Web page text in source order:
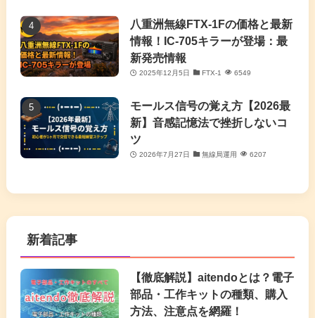
八重洲無線FTX-1Fの価格と最新
情報！IC-705キラーが登場：最
新発売情報
2025年12月5日 FTX-1 6549
モールス信号の覚え方【2026最
新】音感記憶法で挫折しないコ
ツ
2026年7月27日 無線局運用 6207
新着記事
【徹底解説】aitendoとは？電子
部品・工作キットの種類、購入
方法、注意点を網羅！